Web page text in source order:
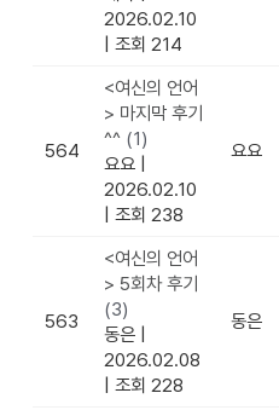
2026.02.10
조회 214
564
<여신의 언어
> 마지막 후기
^^ (1)
요요
2026.02.10
조회 238
요요
563
<여신의 언어
> 5회차 후기
(3)
동은
2026.02.08
조회 228
동은